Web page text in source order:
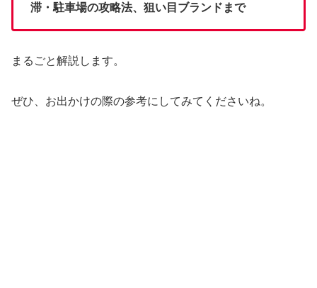
滞・駐車場の攻略法、狙い目ブランドまで
まるごと解説します。
ぜひ、お出かけの際の参考にしてみてくださいね。